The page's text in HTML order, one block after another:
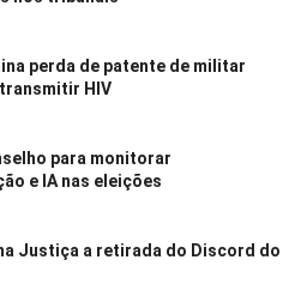
perda de patente de militar
HIV
para monitorar
e IA nas eleições
Justiça a retirada do Discord do